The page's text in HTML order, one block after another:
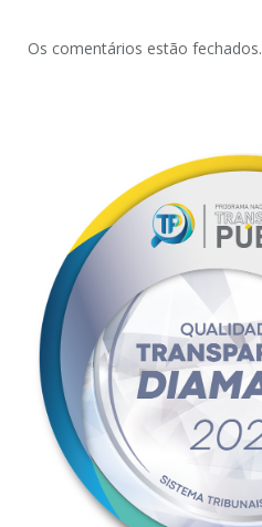
Os comentários estão fechados.